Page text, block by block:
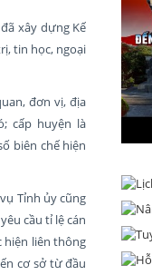
xây dựng Kế
tin học, ngoại
đơn vị, địa
cấp huyện là
biên chế hiện
Tỉnh ủy cũng
cầu tỉ lệ cán
hiện liên thông
cơ sở từ đầu